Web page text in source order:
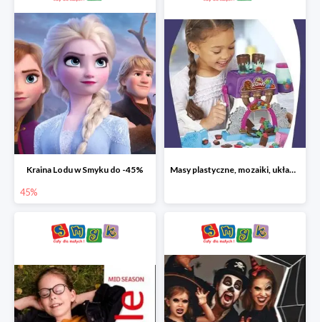
Kraina Lodu w Smyku do -45%
45%
Masy plastyczne, mozaiki, układanki do -45%